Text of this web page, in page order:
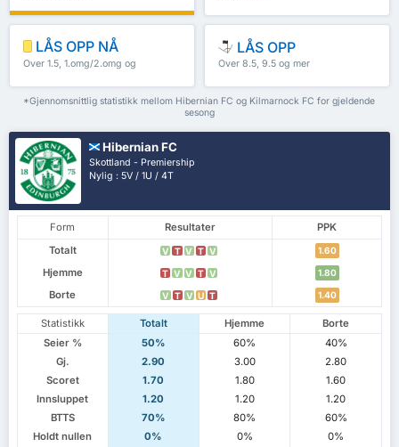
LÅS OPP NÅ
Over 1.5, 1.omg/2.omg og
LÅS OPP
Over 8.5, 9.5 og mer
*Gjennomsnittlig statistikk mellom Hibernian FC og Kilmarnock FC for gjeldende
sesong
Hibernian FC
Skottland - Premiership
Nylig : 5V / 1U / 4T
Form Resultater
PPK
Totalt
V T V T V 1.60
Hjemme T V V T V 1.80
Borte V T V U T 1.40
Statistikk Totalt Hjemme
Borte
Seier %
50% 60%
40%
Gj.
2.90 3.00
2.80
Scoret
1.70 1.80
1.60
Innsluppet
1.20 1.20
1.20
BTTS
70% 80%
60%
Holdt nullen
0% 0%
0%